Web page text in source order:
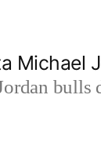
Michael
bulls